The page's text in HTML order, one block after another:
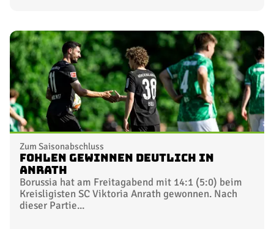
Zum Saisonabschluss
Fohlen gewinnen deutlich in
Anrath
Borussia hat am Freitagabend mit 14:1 (5:0) beim
Kreisligisten SC Viktoria Anrath gewonnen. Nach
dieser Partie...